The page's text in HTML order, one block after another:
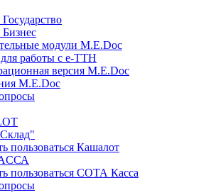
модули M.E.Doc
работы с е-ТТН
версия M.E.Doc
M.E.Doc
пользоваться Кашалот
пользоваться СОТА Касса